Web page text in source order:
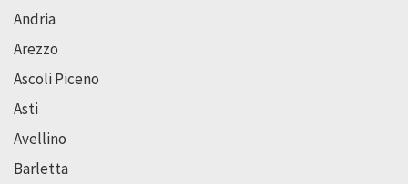
Andria
Arezzo
Ascoli Piceno
Asti
Avellino
Barletta